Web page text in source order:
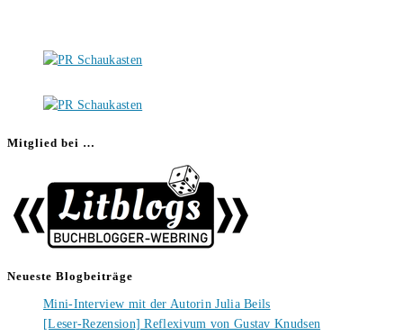
Mitglied bei …
Neueste Blogbeiträge
Mini-Interview mit der Autorin Julia Beils
[Leser-Rezension] Reflexivum von Gustav Knudsen